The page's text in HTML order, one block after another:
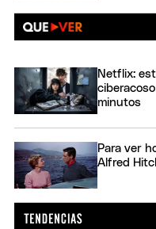
Netflix:
minutos
Para ver
Alfred